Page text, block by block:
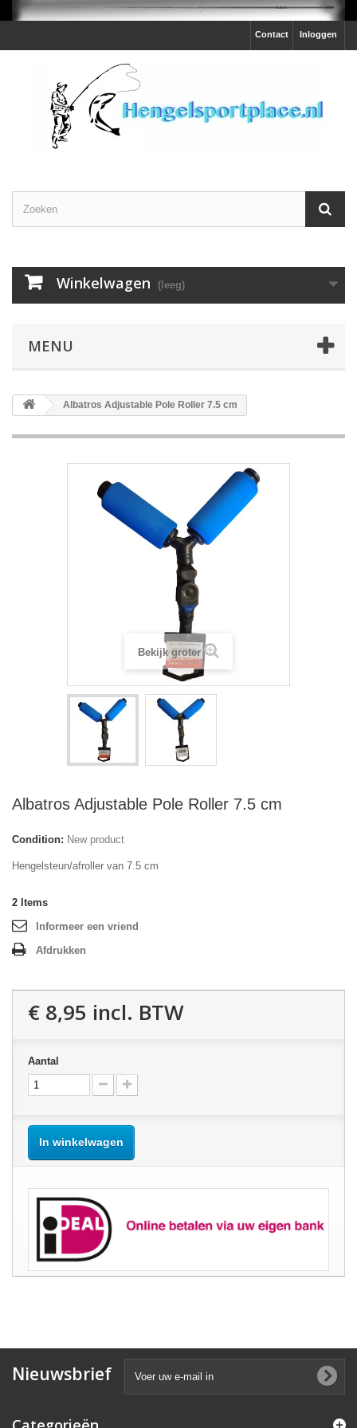
Inloggen
Contact
Winkelwagen (leeg)
MENU
Albatros Adjustable Pole Roller 7.5 cm
Bekijk groter
Albatros Adjustable Pole Roller 7.5 cm
Condition: New product
Hengelsteun/afroller van 7.5 cm
2 Items
Informeer een vriend
Afdrukken
€ 8,95 incl. BTW
Aantal
In winkelwagen
Nieuwsbrief